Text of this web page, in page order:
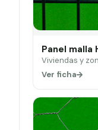
Panel malla
Viviendas y
Ver ficha